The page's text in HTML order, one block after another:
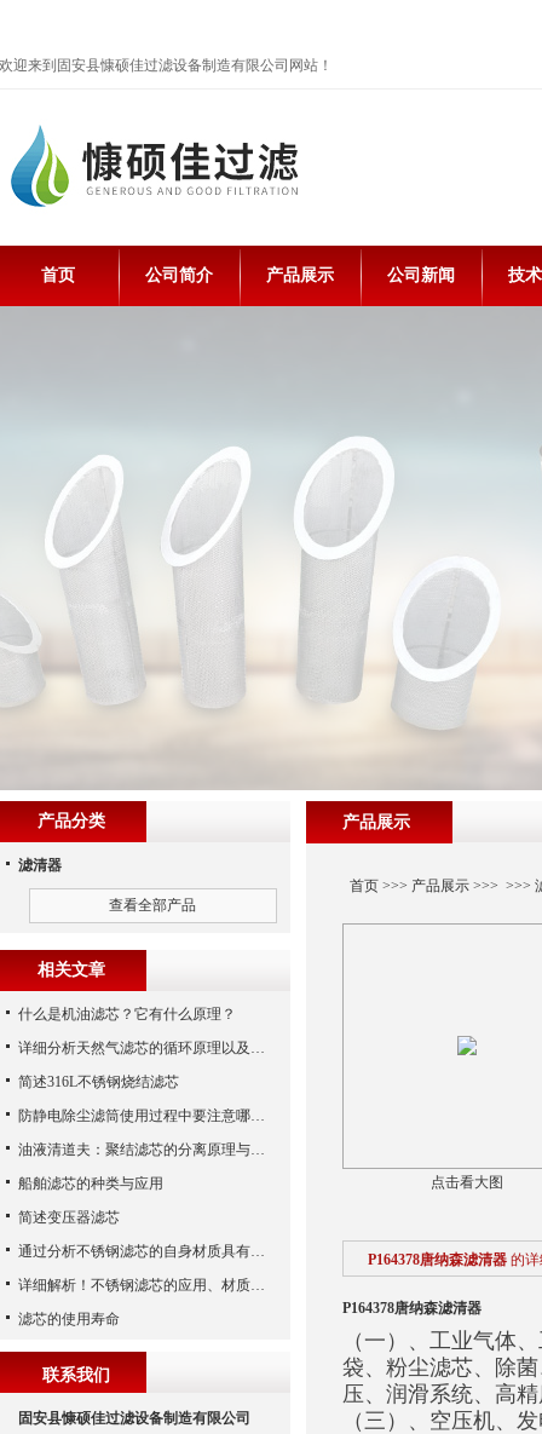
欢迎来到固安县慷硕佳过滤设备制造有限公司网站！
首页 公司简介 产品展示 公司新闻 技
产品展示
首页>>> 产品展示>>> >>>
点击看大图
P164378唐纳森滤清器 的
P164378唐纳森滤清器
（一）、工业气体
袋、粉尘滤芯、除
压、润滑系统、高
（三）、空压机、
产品分类
滤清器
查看全部产品
相关文章
什么是机油滤芯？它有什么原理？
详细分析天然气滤芯的循环原理以及使用特性
简述316L不锈钢烧结滤芯
防静电除尘滤筒使用过程中要注意哪些事项
油液清道夫：聚结滤芯的分离原理与核心作用解析
船舶滤芯的种类与应用
简述变压器滤芯
通过分析不锈钢滤芯的自身材质具有哪些优点？
详细解析！不锈钢滤芯的应用、材质以及使用特点
滤芯的使用寿命
联系我们
固安县慷硕佳过滤设备制造有限公司